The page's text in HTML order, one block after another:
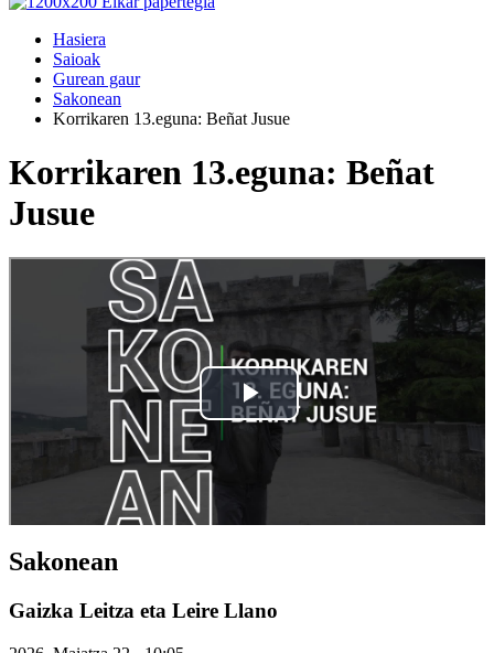
Hasiera
Saioak
Gurean gaur
Sakonean
Korrikaren 13.eguna: Beñat Jusue
Korrikaren 13.eguna: Beñat
Jusue
Sakonean
Gaizka Leitza eta Leire Llano